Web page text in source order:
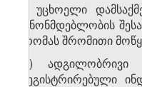
გ) უცხოელი
კანონმდებლობის
შრომას შრომითი
) ადგილობრივი
რეგისტრირებული